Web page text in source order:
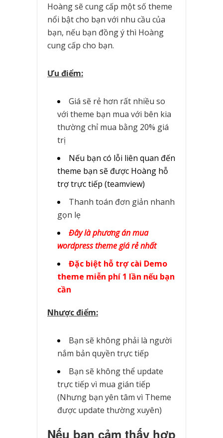
Hoàng sẽ cung cấp một số theme
nổi bật cho bạn với nhu cầu của
bạn, nếu bạn đồng ý thì Hoàng
cung cấp cho bạn.
Ưu điểm:
Giá sẽ rẻ hơn rất nhiều so
với theme bạn mua với bên kia
thường chỉ mua bằng 20% giá
trị
Nếu bạn có lỗi liên quan đến
theme bạn sẽ được Hoàng hỗ
trợ trực tiếp (teamview)
Thanh toán đơn giản nhanh
gọn lẹ
Đây là phương án mua
wordpress theme giá rẻ nhất
Đặc biệt hỗ trợ cài Demo
theme miễn phí 1 lần nếu bạn
cần
Nhược điểm:
Bạn sẽ không phải là người
nắm bản quyền trực tiếp
Bạn sẽ không thể update
trực tiếp vì mua gián tiếp
(Nhưng bạn yên tâm vì Theme
được update thường xuyên)
Nếu bạn cảm thấy hợp